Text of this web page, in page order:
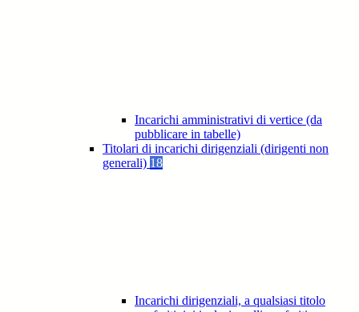
Incarichi amministrativi di vertice (da
pubblicare in tabelle)
Titolari di incarichi dirigenziali (dirigenti non
generali) 18
Incarichi dirigenziali, a qualsiasi titolo